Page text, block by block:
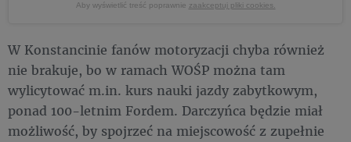
Aby wyświetlić treść poprawnie zaakceptuj pliki cookies.
W Konstancinie fanów motoryzacji chyba również
nie brakuje, bo w ramach WOŚP można tam
wylicytować m.in. kurs nauki jazdy zabytkowym,
ponad 100-letnim Fordem. Darczyńca będzie miał
możliwość, by spojrzeć na miejscowość z zupełnie